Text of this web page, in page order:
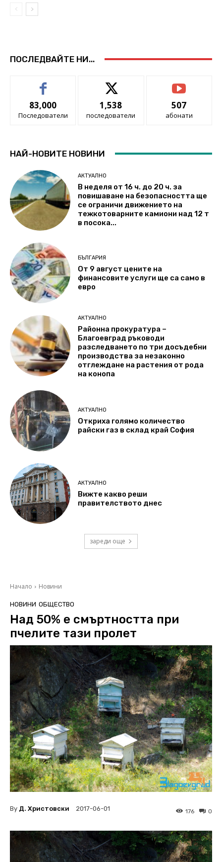
ПОСЛЕДВАЙТЕ НИ...
83,000
Последователи
1,538
последователи
507
абонати
НАЙ-НОВИТЕ НОВИНИ
АКТУАЛНО
В неделя от 16 ч. до 20 ч. за
повишаване на безопасността ще
се ограничи движението на
тежкотоварните камиони над 12 т
в посока...
БЪЛГАРИЯ
От 9 август цените на
финансовите услуги ще са само в
евро
АКТУАЛНО
Районна прокуратура –
Благоевград ръководи
разследването по три досъдебни
производства за незаконно
отглеждане на растения от рода
на конопа
АКТУАЛНО
Откриха голямо количество
райски газ в склад край София
АКТУАЛНО
Вижте какво реши
правителството днес
зареди още